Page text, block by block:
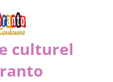
culturel